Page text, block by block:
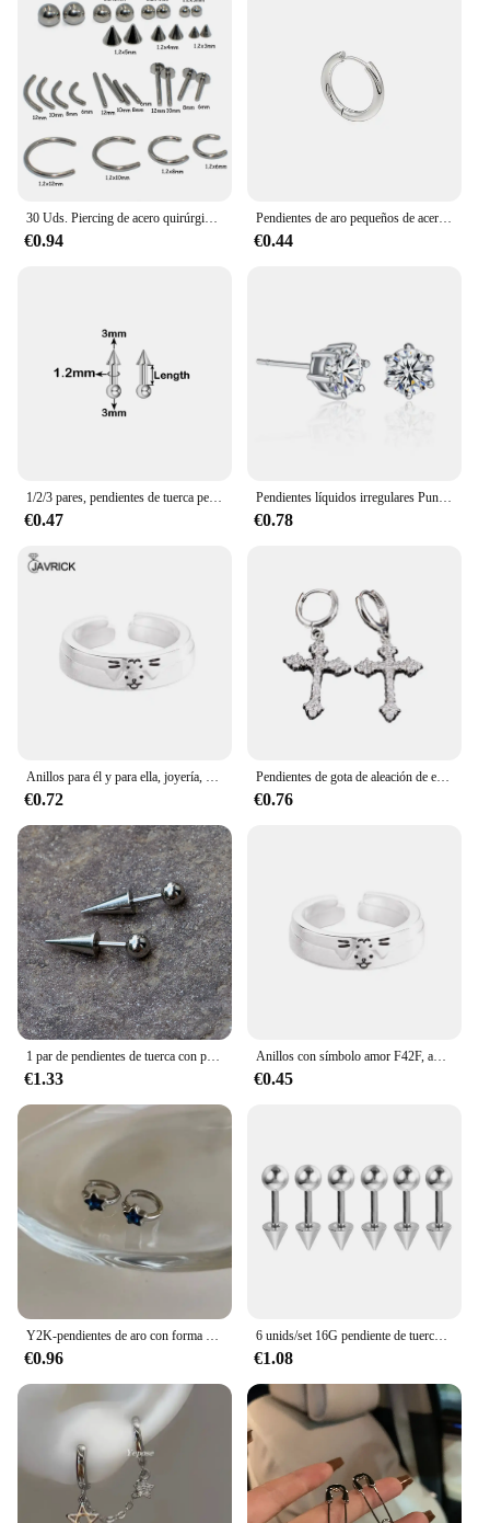
30 Uds. Piercing de acero quirúrgico, accesorios de repuesto, cono de bola, anillo para labio, ceja, herradura, oreja, Tragus, hélice, pendiente, Piercing, 16g
€0.94
Pendientes de aro pequeños de acero inoxidable para Hombre y Mujer, joyería Simple para Piercing de oreja para cartílago, 1 piezas, 2023
€0.44
1/2/3 pares, pendientes de tuerca perforados de acero inoxidable con punta de cono de punta redonda Punk para mujeres y hombres, joyería Piercing gótica de moda
€0.47
Pendientes líquidos irregulares Punk a la moda, pendientes huecos de Metal con personalidad de Hip-Hop, joyería de fiesta para niñas, regalos, accesorios Y2K
€0.78
Anillos para él y para ella, joyería, anillos pareja delicados y elegantes, adorno para regalos
€0.72
Pendientes de gota de aleación de estilo Punk gótico para hombres y mujeres, estrella de cuatro puntas, Cruz, Simple, moda, Rock, Piercing de oreja, joyería, 1 par
€0.76
1 par de pendientes de tuerca con punta redonda para hombre y mujer, punta de cono, tornillo de acero de titanio, Piercing para el cuerpo gótico Punk, regalo de joyería
€1.33
Anillos con símbolo amor F42F, anillos decorativos para perros y gatos, anillos ajustables para amantes mascotas
€0.45
Y2K-pendientes de aro con forma de estrella azul para mujer y niña, aretes Vintage sencillos, joyería estética, regalo
€0.96
6 unids/set 16G pendiente de tuerca de acero inoxidable 3/4/5mm bola y tornillos cónicos pendientes oreja hueso uñas Piercing joyería del cuerpo
€1.08